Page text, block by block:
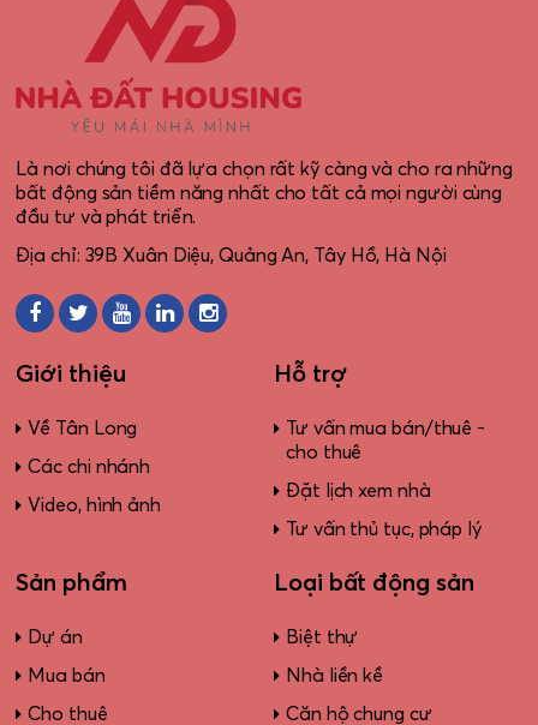
Là nơi chúng tôi đã lựa chọn rất kỹ càng và cho ra những
bất động sản tiềm năng nhất cho tất cả mọi người cùng
đầu tư và phát triển.
Địa chỉ: 39B Xuân Diệu, Quảng An, Tây Hồ, Hà Nội
Giới thiệu
Về Tân Long
Các chi nhánh
Video, hình ảnh
Hỗ trợ
Tư vấn mua bán/thuê -
cho thuê
Đặt lịch xem nhà
Tư vấn thủ tục, pháp lý
Sản phẩm
Dự án
Mua bán
Cho thuê
Loại bất động sản
Biệt thự
Nhà liền kề
Căn hộ chung cư